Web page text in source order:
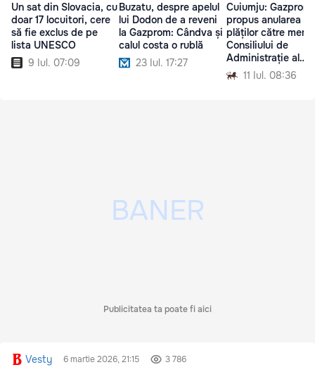
Un sat din Slovacia, cu
doar 17 locuitori, cere
să fie exclus de pe
lista UNESCO
9 Iul. 07:09
Buzatu, despre apelul
lui Dodon de a reveni
la Gazprom: Cândva și
calul costa o rublă
23 Iul. 17:27
Cuiumju: Gazprom
propus anularea
plăților către
Consiliului de
Administrație al
Moldovagaz
11 Iul. 08:36
Publicitatea ta poate fi aici
Vesty 6 martie 2026, 21:15 3 786